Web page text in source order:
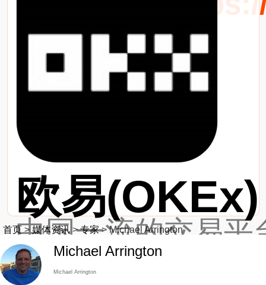
欧易(OKEx)
中国一流的交易平
最新网址：
首页>媒体资讯 >专家>Michael Arrington
Michael Arrington
Michael Arrington